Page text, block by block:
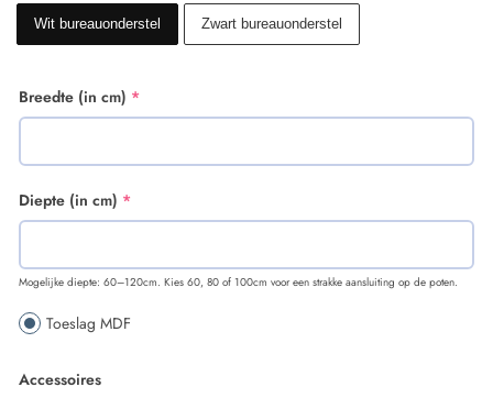
Wit bureauonderstel Zwart bureauonderstel
Breedte (in cm) *
Diepte (in cm) *
Mogelijke diepte: 60–120cm. Kies 60, 80 of 100cm voor een strakke aansluiting op de poten.
Toeslag MDF
Accessoires